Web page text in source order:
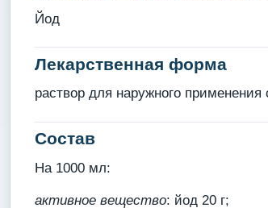
Йод
Лекарственная форма
раствор для наружного применения
Состав
На 1000 мл:
активное вещество: йод 20 г;